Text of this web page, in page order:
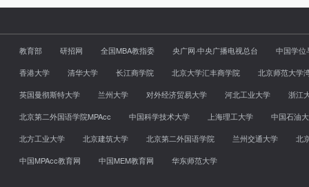
教育部 研招网 全国MBA教指委 央广网·中央广播电视总台
中国学位
香港大学
清华大学 长江商学院 北京大学汇丰商学院
北京师范大学
英国曼彻斯特大学
兰州大学 对外经济贸易大学 河北工业大学
浙江
北京第二外国语学院MPAcc
中国科学技术大学 上海理工大学
中国石油
北方工业大学
北京建筑大学 北京第二外国语学院 兰州交通大学
北
中国MPAcc教育网
中国MEM教育网 华东师范大学